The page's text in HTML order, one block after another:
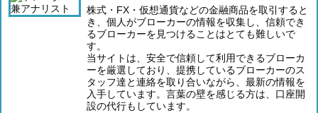
株式・FX・仮想通貨などの金融商品を取引すると
き、個人がブローカーの情報を収集し、信頼でき
るブローカーを見つけることはとても難しいで
す。
当サイトは、安全で信頼して利用できるブローカ
ーを厳選しており、提携しているブローカーのス
タッフ達と連絡を取り合いながら、最新の情報を
入手しています。言葉の壁を感じる方は、口座開
設の代行もしています。